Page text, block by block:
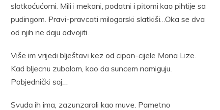
slatkoćućorni. Mili i mekani, podatni i pitomi kao pihtije sa
pudingom. Pravi-pravcati milogorski slatkiši…Oka se dva
od njih ne daju odvojiti.
Više im vrijedi blještavi kez od cipan-cijele Mona Lize.
Kad bljecnu zubalom, kao da suncem namiguju.
Pobjednički soj…
Svuda ih ima, zazunzarali kao muve. Pametno